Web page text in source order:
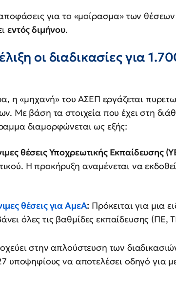
για το «μοίρασμα» των
εντός διμήνου.
οι διαδικασίες για
η «μηχανή» του ΑΣΕΠ εργάζεται
Με βάση τα στοιχεία που έχει στη
διαμορφώνεται ως εξής:
θέσεις Υποχρεωτικής Εκπαίδευσης
Η προκήρυξη αναμένεται να
θέσεις για ΑμεΑ: Πρόκειται για μια
όλες τις βαθμίδες εκπαίδευσης (ΠΕ,
στην απλούστευση των
υποψηφίους να αποτελέσει οδηγό για